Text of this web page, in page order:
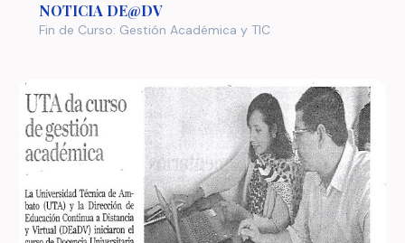
NOTICIA DE@DV
Fin de Curso: Gestión Académica y TIC